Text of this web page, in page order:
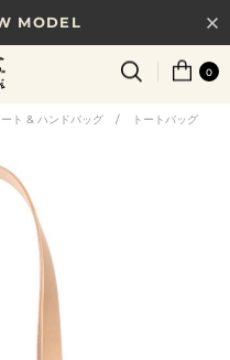
MODEL
円以上で送料無料
、新しいギフトガイド
0
ート & ハンドバッグ / トートバッグ